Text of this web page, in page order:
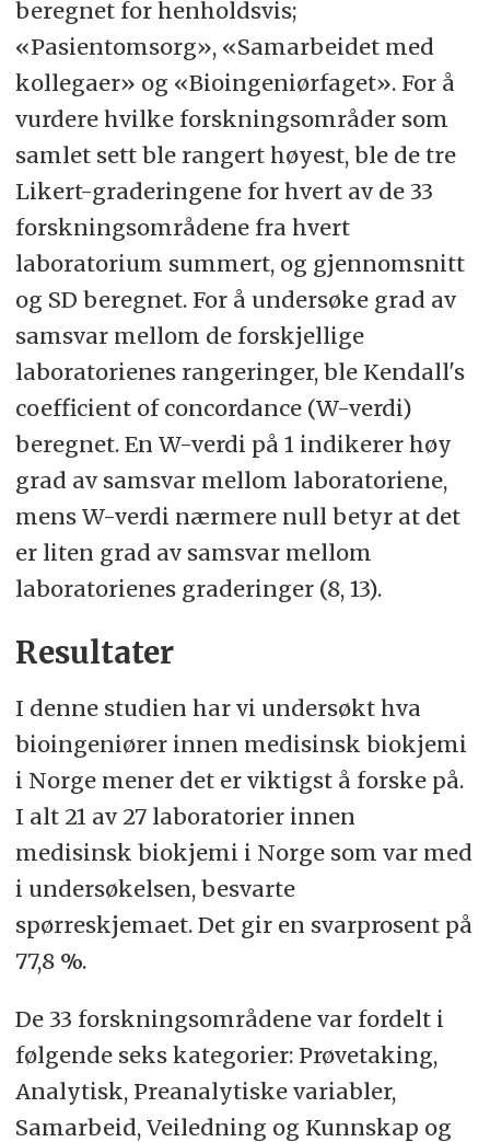
beregnet for henholdsvis;
«Pasientomsorg», «Samarbeidet med
kollegaer» og «Bioingeniørfaget». For å
vurdere hvilke forskningsområder som
samlet sett ble rangert høyest, ble de tre
Likert-graderingene for hvert av de 33
forskningsområdene fra hvert
laboratorium summert, og gjennomsnitt
og SD beregnet. For å undersøke grad av
samsvar mellom de forskjellige
laboratorienes rangeringer, ble Kendall's
coefficient of concordance (W-verdi)
beregnet. En W-verdi på 1 indikerer høy
grad av samsvar mellom laboratoriene,
mens W-verdi nærmere null betyr at det
er liten grad av samsvar mellom
laboratorienes graderinger (8, 13).
Resultater
I denne studien har vi undersøkt hva
bioingeniører innen medisinsk biokjemi
i Norge mener det er viktigst å forske på.
I alt 21 av 27 laboratorier innen
medisinsk biokjemi i Norge som var med
i undersøkelsen, besvarte
spørreskjemaet. Det gir en svarprosent på
77,8 %.
De 33 forskningsområdene var fordelt i
følgende seks kategorier: Prøvetaking,
Analytisk, Preanalytiske variabler,
Samarbeid, Veiledning og Kunnskap og